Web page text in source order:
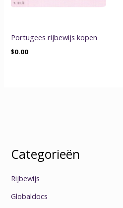
Portugees rijbewijs kopen
$0.00
Categorieën
Rijbewijs
Globaldocs